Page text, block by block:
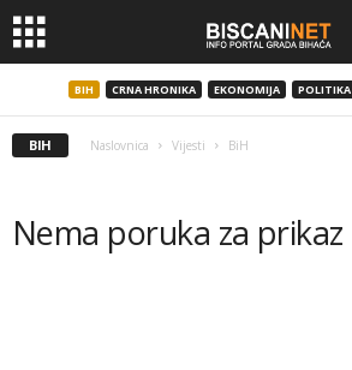
BIH CRNA HRONIKA EKONOMIJA POLITIKA
BIH Naslovnica Vijesti BiH
Nema poruka za prikaz